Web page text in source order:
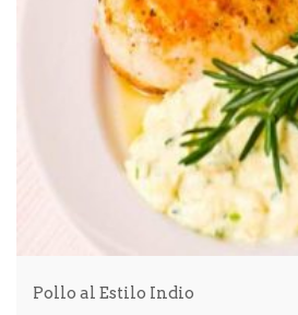
Pollo al Estilo Indio